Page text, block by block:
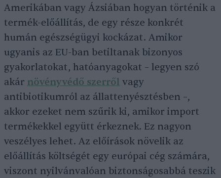
Amerikában vagy Ázsiában hogyan történik a
termék-előállítás, de egy része konkrét
humán egészségügyi kockázat. Amikor
ugyanis az EU-ban betiltanak bizonyos
gyakorlatokat, hatóanyagokat – legyen szó
akár növényvédő szerről vagy
antibiotikumról az állattenyésztésben –,
akkor ezeket nem szűrik ki, amikor import
termékekkel együtt érkeznek. Ez nagyon
veszélyes lehet. Az előírások növelik az
előállítás költségét egy európai cég számára,
viszont nyilvánvalóan biztonságosabbá teszik